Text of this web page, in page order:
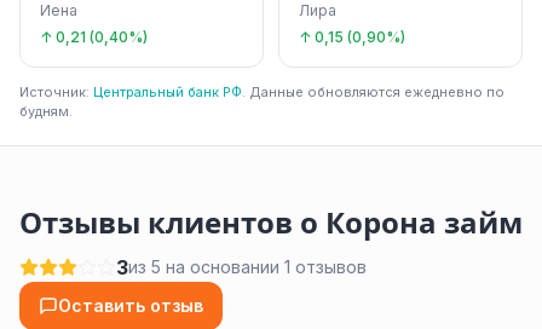
Иена
↑ 0,21 (0,40%)
Лира
↑ 0,15 (0,90%)
Источник: Центральный банк РФ. Данные обновляются ежедневно по
будням.
Отзывы клиентов о Корона займ
3из 5 на основании 1 отзывов
Оставить отзыв